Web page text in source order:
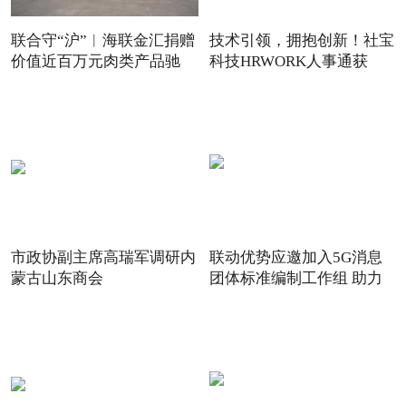
联合守“沪”︱海联金汇捐赠
价值近百万元肉类产品驰
技术引领，拥抱创新！社宝
科技HRWORK人事通获
市政协副主席高瑞军调研内
蒙古山东商会
联动优势应邀加入5G消息
团体标准编制工作组 助力